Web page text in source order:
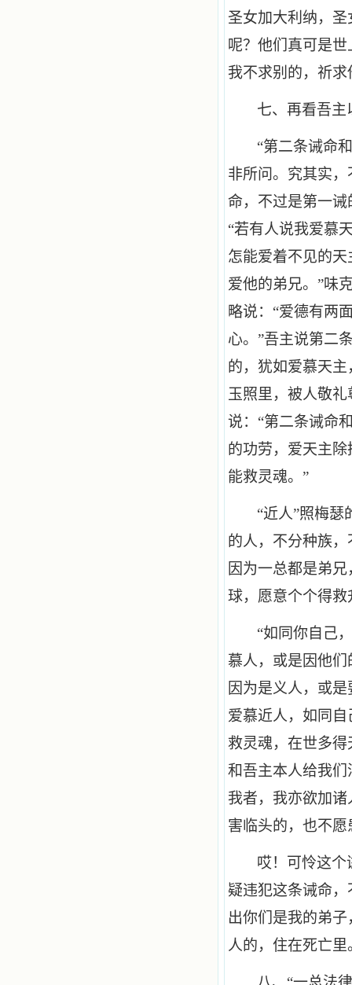
圣女加大利纳，
呢？他们真可是
我不求别的，祈求
七、再看吾主
“第二条诫命
非所问。究其实
命，不过是第一
“若有人说我爱慕
怎能爱着不见的
爱他的弟兄。”味
略说：“爱德有两
心。”吾主说第二
的，犹如爱慕天
玉照里，被人敬
说：“第二条诫命
的功劳，爱天主
能救灵魂。”
“近人”照梅
的人，不分种族
因为一总都是弟
球，愿意个个得
“如同你自己
慕人，或是因他
因为是义人，或
爱慕近人，如同
救灵魂，在世多
和吾主本人给我们
我者，我亦欲加
害临头的，也不愿
哎！可怜这个
疑违犯这条诫命
出你们是我的弟
人的，住在死亡里